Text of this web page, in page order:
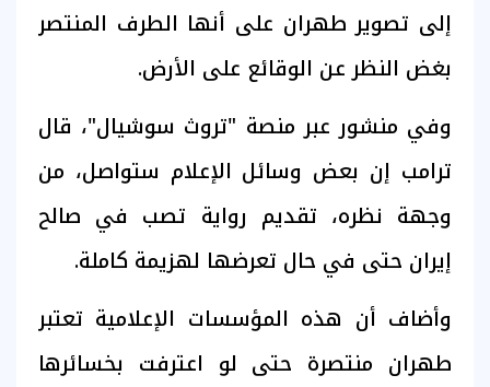
إلى تصوير طهران على أنها الطرف المنتصر
بغض النظر عن الوقائع على الأرض.
وفي منشور عبر منصة "تروث سوشيال"، قال
ترامب إن بعض وسائل الإعلام ستواصل، من
وجهة نظره، تقديم رواية تصب في صالح
إيران حتى في حال تعرضها لهزيمة كاملة.
وأضاف أن هذه المؤسسات الإعلامية تعتبر
طهران منتصرة حتى لو اعترفت بخسائرها